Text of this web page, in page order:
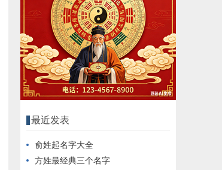
最近发表
俞姓起名字大全
方姓最经典三个名字